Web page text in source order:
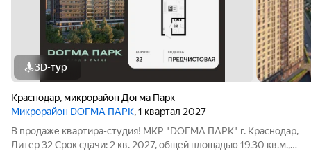
3D-тур
Краснодар, микрорайон Догма Парк
Микрорайон DОГМА ПАРК, 1 квартал 2027
В продаже квартира-студия! МКР "DОГМА ПАРК" г. Краснодар,
Литер 32 Срок сдачи: 2 кв. 2027, общей площадью 19.30 кв.м.,